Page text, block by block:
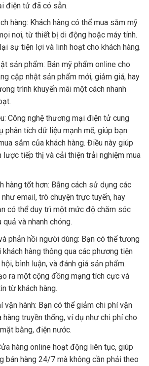
điện tử đã có sẵn.
hàng: Khách hàng có thể mua sắm mỹ
nơi, từ thiết bị di động hoặc máy tính.
sự tiện lợi và linh hoạt cho khách hàng.
sản phẩm: Bán mỹ phẩm online cho
cập nhật sản phẩm mới, giảm giá, hay
trình khuyến mãi một cách nhanh
Công nghệ thương mại điện tử cung
phân tích dữ liệu mạnh mẽ, giúp bạn
sắm của khách hàng. Điều này giúp
lược tiếp thị và cải thiện trải nghiệm mua
hàng tốt hơn: Bằng cách sử dụng các
email, trò chuyện trực tuyến, hay
có thể duy trì một mức độ chăm sóc
quả và nhanh chóng.
phản hồi người dùng: Bạn có thể tương
hàng thông qua các phương tiện
bình luận, và đánh giá sản phẩm.
ra một cộng đồng mạng tích cực và
từ khách hàng.
vận hành: Bạn có thể giảm chi phí vận
hàng truyền thống, ví dụ như chi phí cho
bằng, điện nước.
hàng online hoạt động liên tục, giúp
bán hàng 24/7 mà không cần phải theo